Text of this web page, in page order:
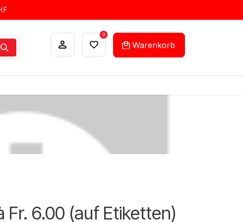
0
Warenkorb
Fr. 6.00 (auf Etiketten)